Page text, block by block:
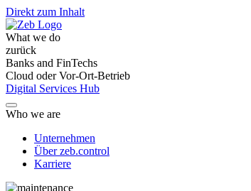
Direkt zum Inhalt
What we do
zurück
Banks and FinTechs
Cloud oder Vor-Ort-Betrieb
Digital Services Hub
Who we are
Unternehmen
Über zeb.control
Karriere